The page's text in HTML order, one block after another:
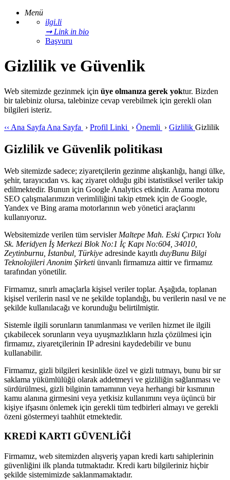
Menü
ilgi.li
➞ Link in bio
Başvuru
Gizlilik ve Güvenlik
Web sitemizde gezinmek için üye olmanıza gerek yoktur. Bizden
bir talebiniz olursa, talebinize cevap verebilmek için gerekli olan
bilgileri isteriz.
‹‹ Ana Sayfa Ana Sayfa › Profil Linki › Önemli › Gizlilik Gizlilik
Gizlilik ve Güvenlik politikası
Web sitemizde sadece; ziyaretçilerin gezinme alışkanlığı, hangi ülke,
şehir, tarayıcıdan vs. kaç ziyaret olduğu gibi istatistiksel veriler takip
edilmektedir. Bunun için Google Analytics etkindir. Arama motoru
SEO çalışmalarımızın verimliliğini takip etmek için de Google,
Yandex ve Bing arama motorlarının web yönetici araçlarını
kullanıyoruz.
Websitemizde verilen tüm servisler Maltepe Mah. Eski Çırpıcı Yolu
Sk. Meridyen İş Merkezi Blok No:1 İç Kapı No:604, 34010,
Zeytinburnu, İstanbul, Türkiye adresinde kayıtlı duyBunu Bilgi
Teknolojileri Anonim Şirketi ünvanlı firmamıza aittir ve firmamız
tarafından yönetilir.
Firmamız, sınırlı amaçlarla kişisel veriler toplar. Aşağıda, toplanan
kişisel verilerin nasıl ve ne şekilde toplandığı, bu verilerin nasıl ve ne
şekilde kullanılacağı ve korunduğu belirtilmiştir.
Sistemle ilgili sorunların tanımlanması ve verilen hizmet ile ilgili
çıkabilecek sorunların veya uyuşmazlıkların hızla çözülmesi için
firmamız, ziyaretçilerinin IP adresini kaydedebilir ve bunu
kullanabilir.
Firmamız, gizli bilgileri kesinlikle özel ve gizli tutmayı, bunu bir sır
saklama yükümlülüğü olarak addetmeyi ve gizliliğin sağlanması ve
sürdürülmesi, gizli bilginin tamamının veya herhangi bir kısmının
kamu alanına girmesini veya yetkisiz kullanımını veya üçüncü bir
kişiye ifşasını önlemek için gerekli tüm tedbirleri almayı ve gerekli
özeni göstermeyi taahhüt etmektedir.
KREDİ KARTI GÜVENLİĞİ
Firmamız, web sitemizden alışveriş yapan kredi kartı sahiplerinin
güvenliğini ilk planda tutmaktadır. Kredi kartı bilgileriniz hiçbir
şekilde sistemimizde saklanmamaktadır.